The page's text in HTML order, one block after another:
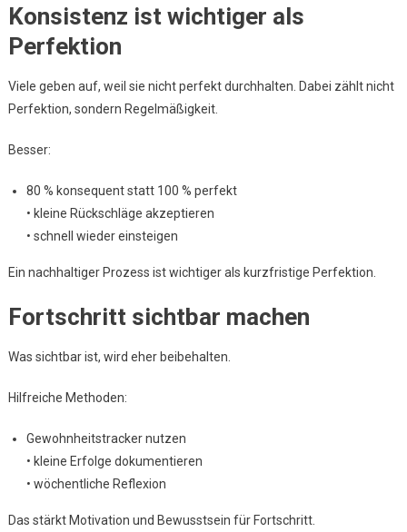
Konsistenz ist wichtiger als
Perfektion
Viele geben auf, weil sie nicht perfekt durchhalten. Dabei zählt nicht
Perfektion, sondern Regelmäßigkeit.
Besser:
80 % konsequent statt 100 % perfekt
• kleine Rückschläge akzeptieren
• schnell wieder einsteigen
Ein nachhaltiger Prozess ist wichtiger als kurzfristige Perfektion.
Fortschritt sichtbar machen
Was sichtbar ist, wird eher beibehalten.
Hilfreiche Methoden:
Gewohnheitstracker nutzen
• kleine Erfolge dokumentieren
• wöchentliche Reflexion
Das stärkt Motivation und Bewusstsein für Fortschritt.